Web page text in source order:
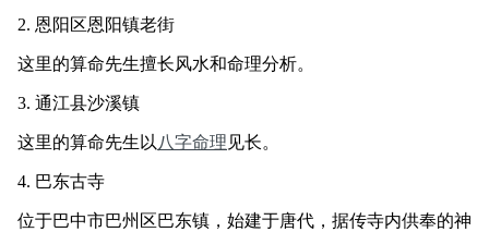
2. 恩阳区恩阳镇老街
这里的算命先生擅长风水和命理分析。
3. 通江县沙溪镇
这里的算命先生以 八字命理 见长。
4. 巴东古寺
位于巴中市巴州区巴东镇，始建于唐代，据传寺内供奉的神